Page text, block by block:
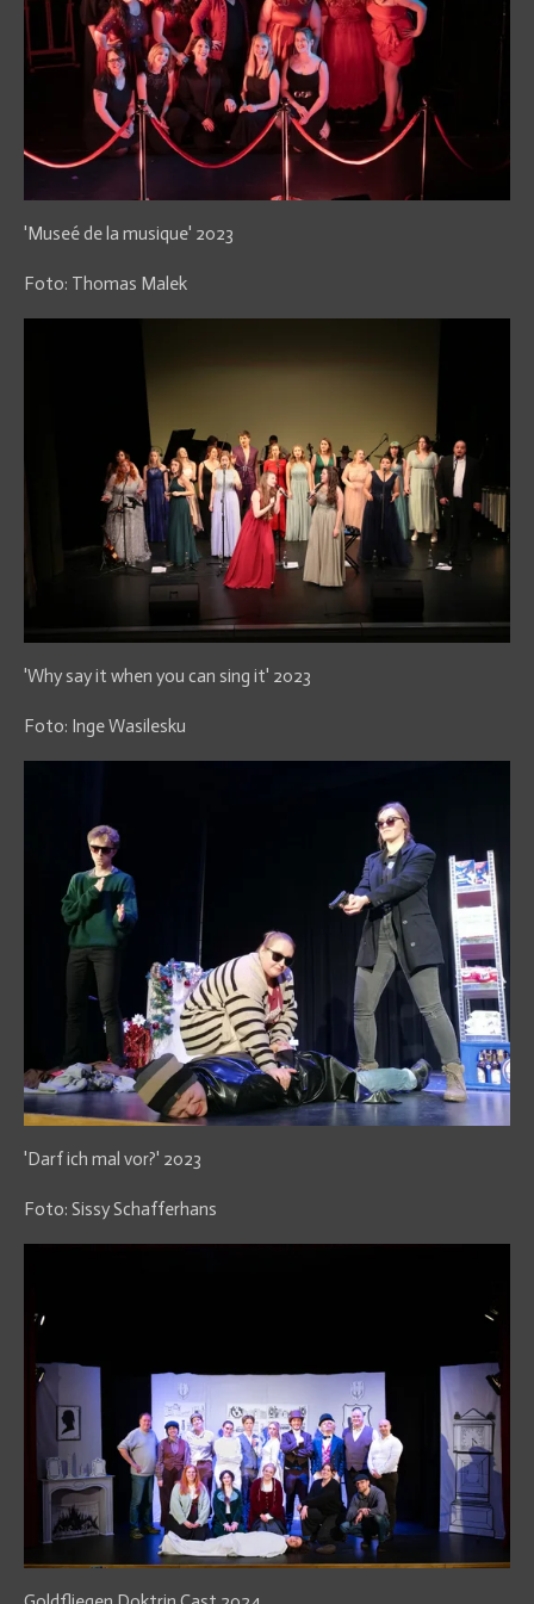
'Museé de la musique' 2023
Foto: Thomas Malek
'Why say it when you can sing it' 2023
Foto: Inge Wasilesku
'Darf ich mal vor?' 2023
Foto: Sissy Schafferhans